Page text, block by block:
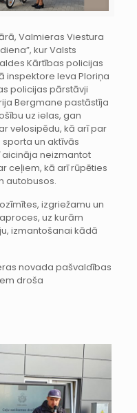
Valmieras Viestura
kur Valsts
Kārtības policijas
inspektore Ieva Ploriņa
policijas pārstāvji
Bergmane pastāstīja
uz ielas, gan
velosipēdu, kā arī par
un aktīvās
aicināja neizmantot
ceļiem, kā arī rūpēties
autobusos.
izgriežamu un
uz kurām
izmantošanai kādā
novada pašvaldības
droša